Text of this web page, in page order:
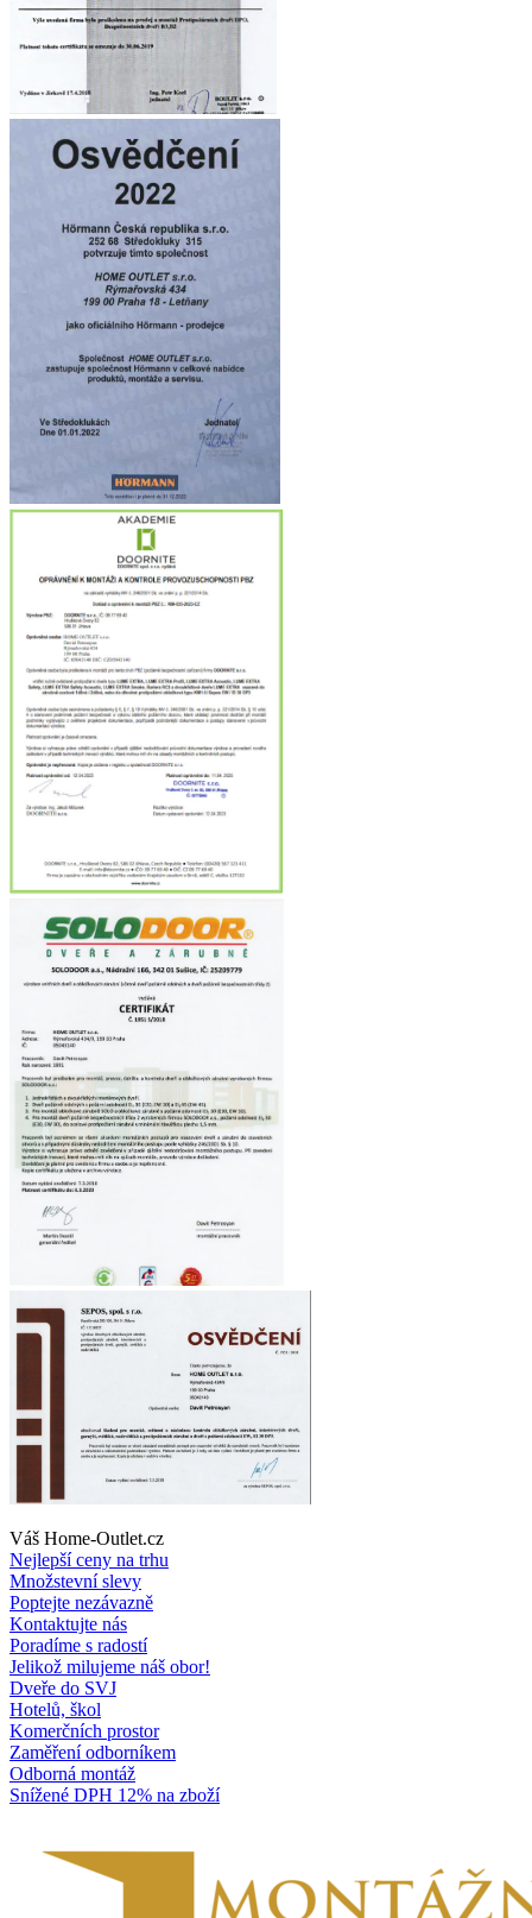
Váš Home-Outlet.cz
Nejlepší ceny na trhu
Množstevní slevy
Poptejte nezávazně
Kontaktujte nás
Poradíme s radostí
Jelikož milujeme náš obor!
Dveře do SVJ
Hotelů, škol
Komerčních prostor
Zaměření odborníkem
Odborná montáž
Snížené DPH 12% na zboží